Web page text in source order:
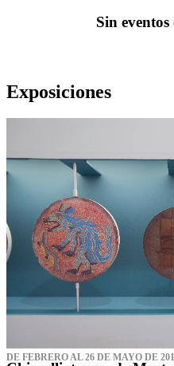
Sin
Exposiciones
DE FEBRERO AL 26 DE MAYO DE